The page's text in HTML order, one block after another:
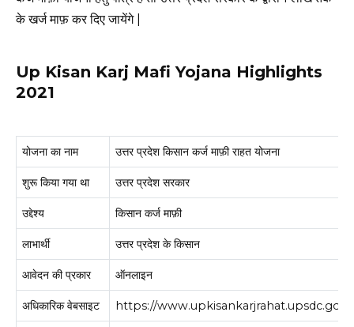
के खर्ज माफ़ कर दिए जायेंगे |
Up Kisan Karj Mafi Yojana Highlights
2021
योजना का नाम उत्तर प्रदेश किसान कर्ज माफ़ी राहत योजना
शुरू किया गया था उत्तर प्रदेश सरकार
उद्देश्य किसान कर्ज माफ़ी
लाभार्थी उत्तर प्रदेश के किसान
आवेदन की प्रकार ऑनलाइन
अधिकारिक वेबसाइट https://